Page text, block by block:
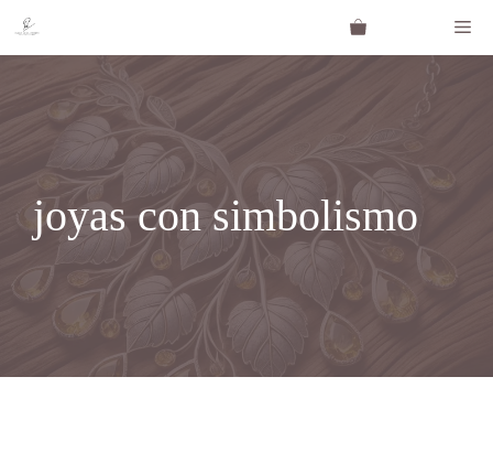
contenido
joyas con simbolismo